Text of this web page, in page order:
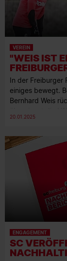
VEREIN
"WEIS IST
In der Freiburger
einiges bewegt.
Bernhard Weis
Fußballschule,
Zwischenbilanz.
20.01.2025
ENGAGEMENT
SC